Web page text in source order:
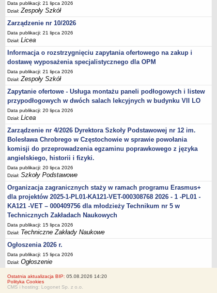
Data publikacji: 21 lipca 2026
Dział:Zespoły Szkół
Zarządzenie nr 10/2026
Data publikacji: 21 lipca 2026
Dział:Licea
Informacja o rozstrzygnięciu zapytania ofertowego na zakup i
dostawę wyposażenia specjalistycznego dla OPM
Data publikacji: 21 lipca 2026
Dział:Zespoły Szkół
Zapytanie ofertowe - Usługa montażu paneli podłogowych i listew
przypodłogowych w dwóch salach lekcyjnych w budynku VII LO
Data publikacji: 20 lipca 2026
Dział:Licea
Zarządzenie nr 4/2026 Dyrektora Szkoły Podstawowej nr 12 im.
Bolesława Chrobrego w Częstochowie w sprawie powołania
komisji do przeprowadzenia egzaminu poprawkowego z języka
angielskiego, historii i fizyki.
Data publikacji: 20 lipca 2026
Dział:Szkoły Podstawowe
Organizacja zagranicznych staży w ramach programu Erasmus+
dla projektów 2025-1-PL01-KA121-VET-000308768 2026 - 1 -PL01 -
KA121 -VET – 000409756 dla młodzieży Technikum nr 5 w
Technicznych Zakładach Naukowych
Data publikacji: 15 lipca 2026
Dział: Techniczne Zakłady Naukowe
Ogłoszenia 2026 r.
Data publikacji: 15 lipca 2026
Dział:Ogłoszenie
Ostatnia aktualizacja BIP: 05.08.2026 14:20
Polityka Cookies
CMS i hosting: Logonet Sp. z o.o.